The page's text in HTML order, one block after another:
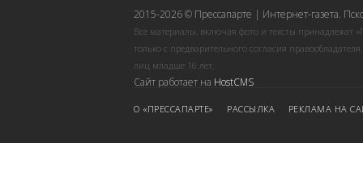
2015-2026 © Прессапарте | Интернет-газета.
Все материалы, включая фото и тексты принадлежат
только с предварительного согласия
лиц младше 16 лет.
Сайт работает на HostCMS
О «ПРЕССАПАРТЕ» РАССЫЛКА РЕКЛАМА НА